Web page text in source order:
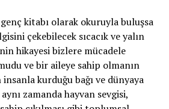
kitabı olarak okuruyla buluşsa
çekebilecek sıcacık ve yalın
hikayesi bizlere mücadele
ve bir aileye sahip olmanın
kurduğu bağı ve dünyaya
zamanda hayvan sevgisi,